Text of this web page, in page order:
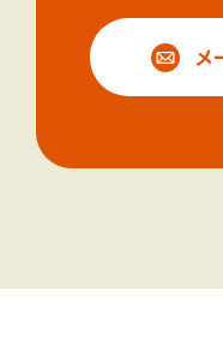
メ